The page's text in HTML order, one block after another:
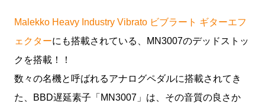
Malekko Heavy Industry Vibrato ビブラート ギターエフ
ェクターにも搭載されている、MN3007のデッドストッ
クを搭載！！
数々の名機と呼ばれるアナログペダルに搭載されてき
た、BBD遅延素子「MN3007」は、その音質の良さか